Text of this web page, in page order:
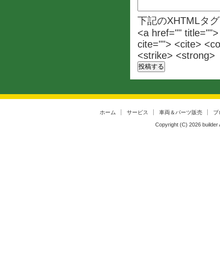
下記のXHTMLタ
<a href=""
cite=""> <cite>
<strike> <strong>
ホーム サービス 車両＆パーツ販売 ブ
Copyright (C) 2026 builder